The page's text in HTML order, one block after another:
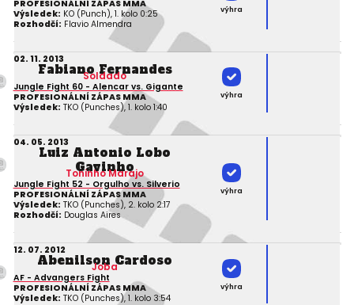
PROFESIONÁLNÍ ZÁPAS MMA
Výsledek: KO (Punch), 1. kolo 0:25
Rozhodčí: Flavio Almendra
výhra
02. 11. 2013
Fabiano Fernandes
Soldado
Jungle Fight 60 - Alencar vs. Gigante
PROFESIONÁLNÍ ZÁPAS MMA
Výsledek: TKO (Punches), 1. kolo 1:40
výhra
04. 05. 2013
Luiz Antonio Lobo
Gavinho
Toninho Marajo
Jungle Fight 52 - Orgulho vs. Silverio
PROFESIONÁLNÍ ZÁPAS MMA
Výsledek: TKO (Punches), 2. kolo 2:17
Rozhodčí: Douglas Aires
výhra
12. 07. 2012
Abenilson Cardoso
Joba
AF - Advangers Fight
PROFESIONÁLNÍ ZÁPAS MMA
Výsledek: TKO (Punches), 1. kolo 3:54
výhra